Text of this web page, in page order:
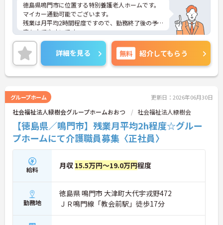
徳島県鳴門市に位置する特別養護老人ホームです。
マイカー通勤可能でございます。
残業は月平均2時間程度ですので、勤務終了後の予
定も立てやすいです。
昇給や賞与制度があり頑張りが評価されてしっかり
と職員に還元されます。
ご興味のある方には、面接対策ポイントなど、さら
に詳細をお話しいたしますのでお気軽にご相談くだ
さい！
詳細を見る 無料 紹介してもらう
グループホーム 更新日：2026年06月30日
社会福祉法人緑樹会グループホームおおつ 社会福祉法人緑樹会
【徳島県／鳴門市】残業月平均2h程度☆グルー
プホームにて介護職員募集〈正社員〉
給料 月収 15.5万円～19.0万円程度
勤務地
徳島県 鳴門市 大津町大代宇戎野472
ＪＲ鳴門線「教会前駅」徒歩17分